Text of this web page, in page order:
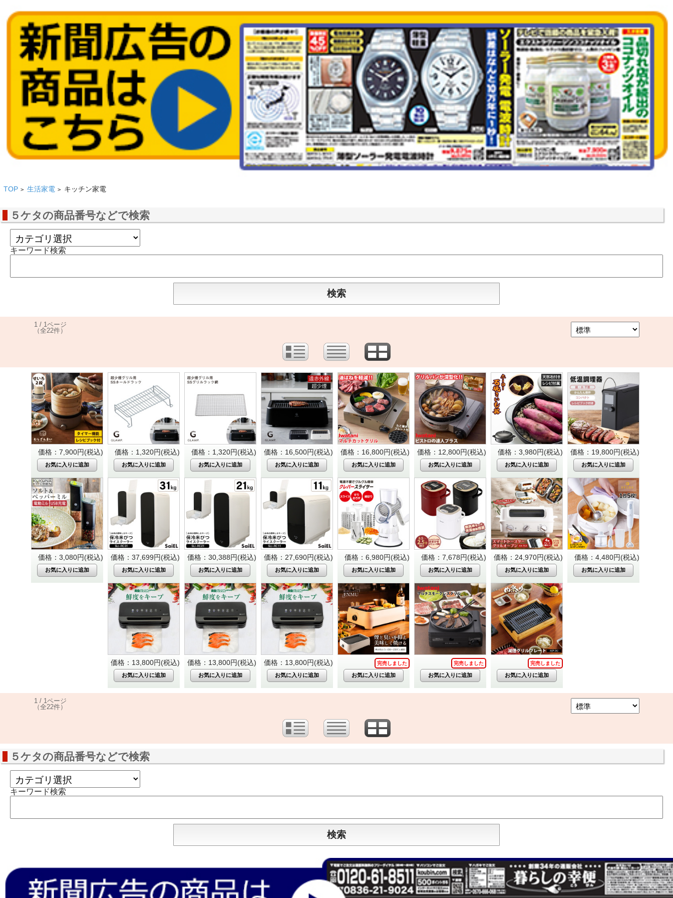
TOP > 生活家電 > キッチン家電
５ケタの商品番号などで検索
キーワード検索
1 / 1ページ
（全22件）
価格：7,900円(税込) 価格：1,320円(税込) 価格：1,320円(税込) 価格：16,500円(税込) 価格：16,800円(税込) 価格：12,800円(税込) 価格：3,980円(税込) 価格：19,800円(税込)
価格：3,080円(税込) 価格：37,699円(税込) 価格：30,388円(税込) 価格：27,690円(税込) 価格：6,980円(税込) 価格：7,678円(税込) 価格：24,970円(税込) 価格：4,480円(税込)
価格：13,800円(税込) 価格：13,800円(税込) 価格：13,800円(税込) 完売しました 完売しました 完売しました
1 / 1ページ
（全22件）
５ケタの商品番号などで検索
キーワード検索